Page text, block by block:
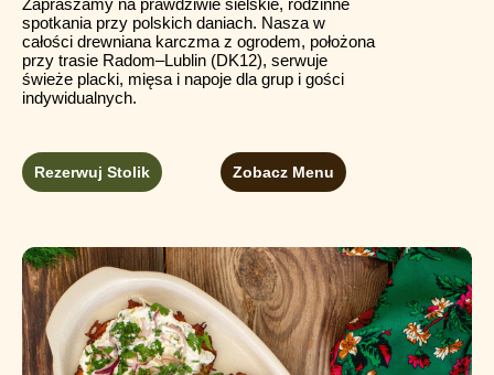
Zapraszamy na prawdziwie sielskie, rodzinne
spotkania przy polskich daniach. Nasza w
całości drewniana karczma z ogrodem, położona
przy trasie Radom–Lublin (DK12), serwuje
świeże placki, mięsa i napoje dla grup i gości
indywidualnych.
Rezerwuj Stolik Zobacz Menu